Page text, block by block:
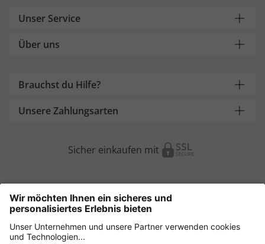
Unser Service
Über uns
Brauchst du Hilfe?
Unsere Zahlungsarten
Sicher einkaufen mit
Weitere Onlineshops